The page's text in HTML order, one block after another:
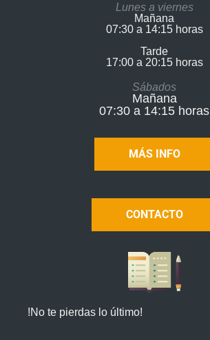
Lunes a viernes
Mañana
07:30 a 14:15 horas
Tarde
17:00 a 20:15 horas​
Sábados
Mañana
07:30 a 14:15 horas
MÁS INFO
CONTACTO
!No te pierdas lo último!